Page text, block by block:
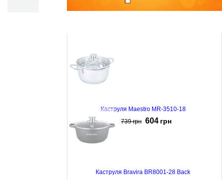
Каструля Maestro MR-3510-18
739 грн 604 грн
Каструля Bravira BR8001-28 Back